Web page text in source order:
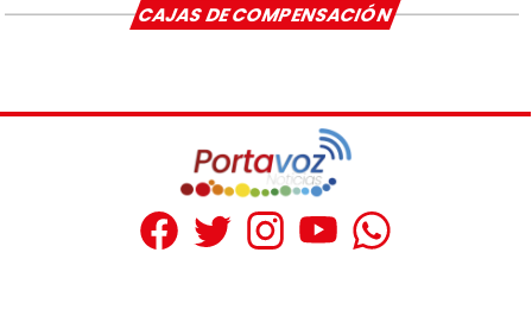
CAJAS DE COMPENSACIÓN